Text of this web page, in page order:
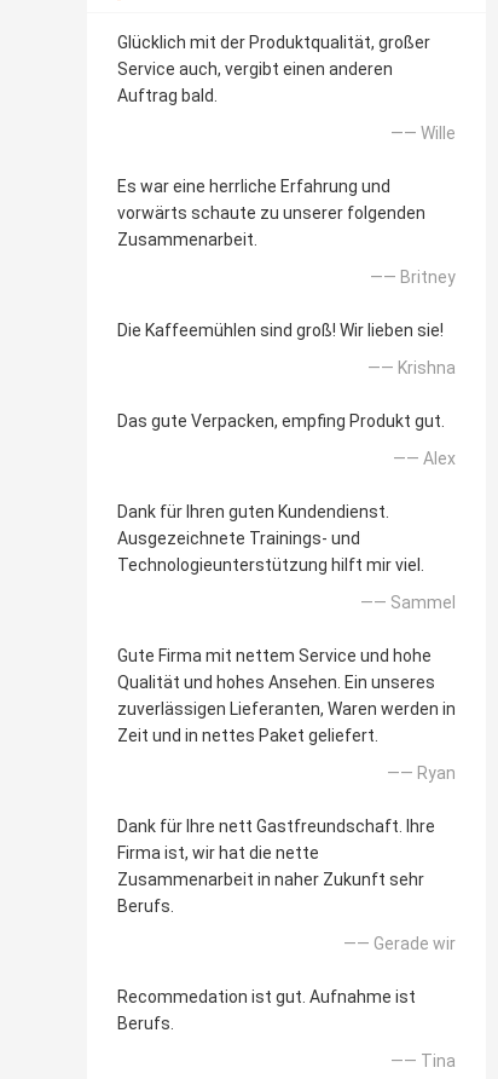
Glücklich mit der Produktqualität, großer
Service auch, vergibt einen anderen
Auftrag bald.
—— Wille
Es war eine herrliche Erfahrung und
vorwärts schaute zu unserer folgenden
Zusammenarbeit.
—— Britney
Die Kaffeemühlen sind groß! Wir lieben sie!
—— Krishna
Das gute Verpacken, empfing Produkt gut.
—— Alex
Dank für Ihren guten Kundendienst.
Ausgezeichnete Trainings- und
Technologieunterstützung hilft mir viel.
—— Sammel
Gute Firma mit nettem Service und hohe
Qualität und hohes Ansehen. Ein unseres
zuverlässigen Lieferanten, Waren werden in
Zeit und in nettes Paket geliefert.
—— Ryan
Dank für Ihre nett Gastfreundschaft. Ihre
Firma ist, wir hat die nette
Zusammenarbeit in naher Zukunft sehr
Berufs.
—— Gerade wir
Recommedation ist gut. Aufnahme ist
Berufs.
—— Tina